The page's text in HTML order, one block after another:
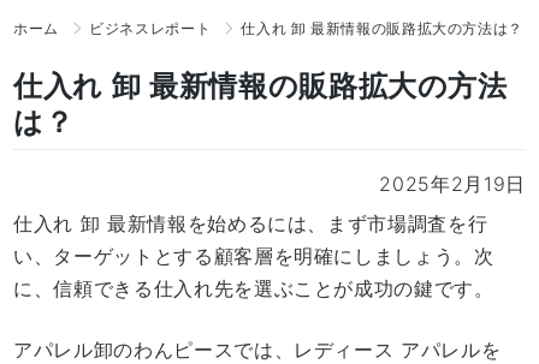
ホーム ビジネスレポート 仕入れ 卸 最新情報の販路拡大の方法は？
仕入れ 卸 最新情報の販路拡大の方法
は？
2025年2月19日
仕入れ 卸 最新情報を始めるには、まず市場調査を行
い、ターゲットとする顧客層を明確にしましょう。次
に、信頼できる仕入れ先を選ぶことが成功の鍵です。
アパレル卸のわんピースでは、レディース アパレルを